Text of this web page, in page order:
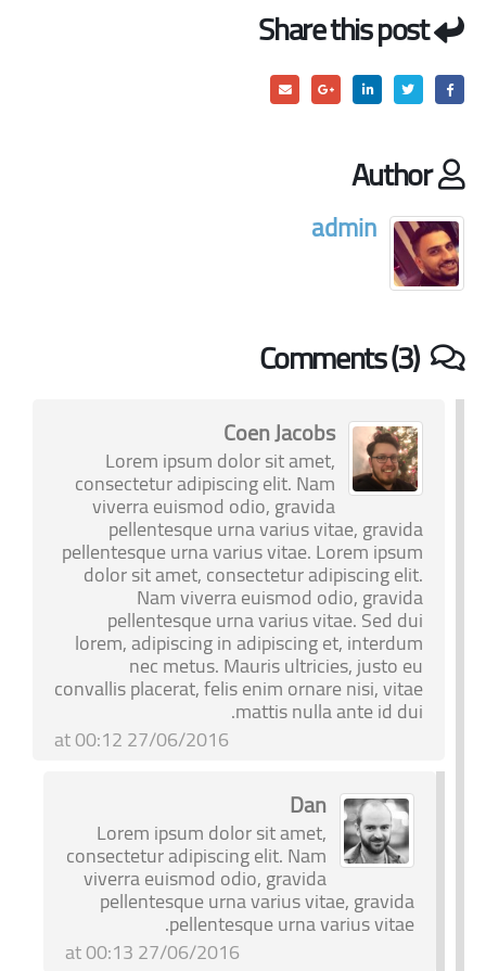
Share this post
Author
admin
Comments (3)
Coen Jacobs
Lorem ipsum dolor sit amet,
consectetur adipiscing elit. Nam
viverra euismod odio, gravida
pellentesque urna varius vitae, gravida
pellentesque urna varius vitae. Lorem ipsum
dolor sit amet, consectetur adipiscing elit.
Nam viverra euismod odio, gravida
pellentesque urna varius vitae. Sed dui
lorem, adipiscing in adipiscing et, interdum
nec metus. Mauris ultricies, justo eu
convallis placerat, felis enim ornare nisi, vitae
mattis nulla ante id dui.
27/06/2016 at 00:12
Dan
Lorem ipsum dolor sit amet,
consectetur adipiscing elit. Nam
viverra euismod odio, gravida
pellentesque urna varius vitae, gravida
pellentesque urna varius vitae.
27/06/2016 at 00:13